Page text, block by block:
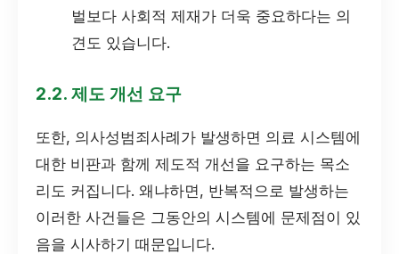
벌보다 사회적 제재가 더욱 중요하다는 의
견도 있습니다.
2.2. 제도 개선 요구
또한, 의사성범죄사례가 발생하면 의료 시스템에
대한 비판과 함께 제도적 개선을 요구하는 목소
리도 커집니다. 왜냐하면, 반복적으로 발생하는
이러한 사건들은 그동안의 시스템에 문제점이 있
음을 시사하기 때문입니다.